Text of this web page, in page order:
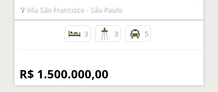
Vila São Francisco - São Paulo
3 3 5
R$ 1.500.000,00